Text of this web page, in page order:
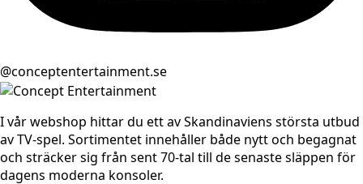
@conceptentertainment.se
I vår webshop hittar du ett av Skandinaviens största utbud
av TV-spel. Sortimentet innehåller både nytt och begagnat
och sträcker sig från sent 70-tal till de senaste släppen för
dagens moderna konsoler.